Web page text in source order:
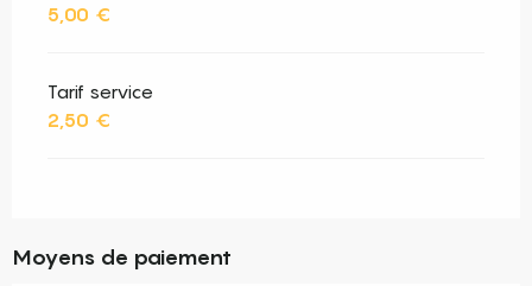
5,00 €
Tarif service
2,50 €
Moyens de paiement